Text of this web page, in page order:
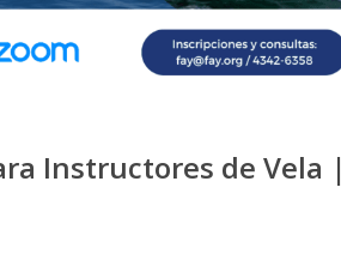
Instructores de Vela |